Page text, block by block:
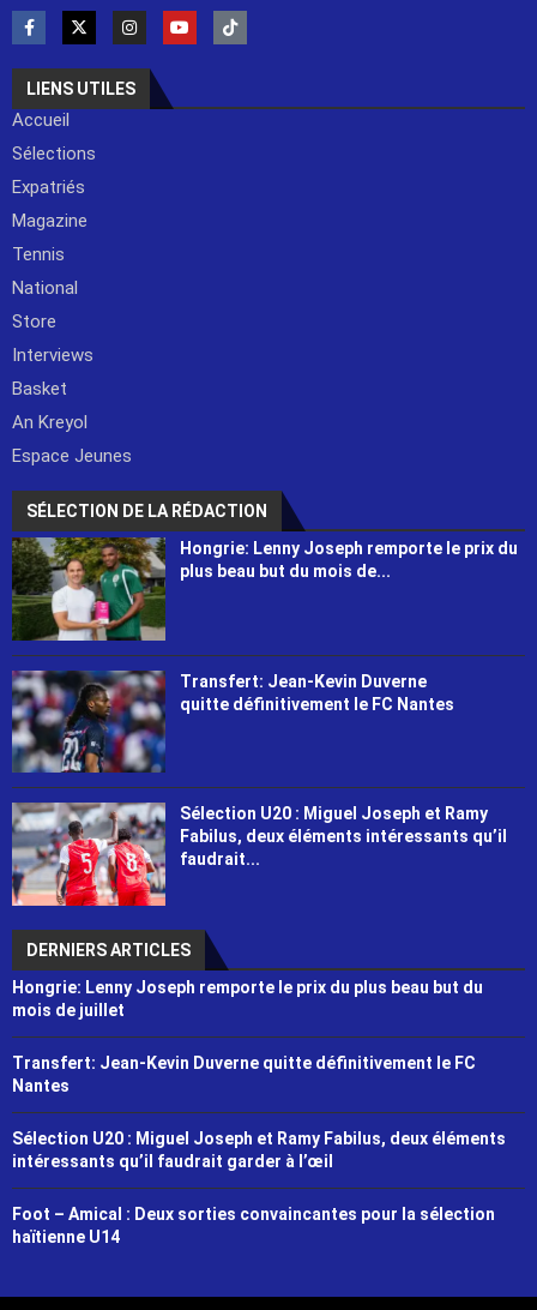
LIENS UTILES
Accueil
Sélections
Expatriés
Magazine
Tennis
National
Store
Interviews
Basket
An Kreyol
Espace Jeunes
SÉLECTION DE LA RÉDACTION
Hongrie: Lenny Joseph remporte le prix du
plus beau but du mois de...
Transfert: Jean-Kevin Duverne
quitte définitivement le FC Nantes
Sélection U20 : Miguel Joseph et Ramy
Fabilus, deux éléments intéressants qu’il
faudrait...
DERNIERS ARTICLES
Hongrie: Lenny Joseph remporte le prix du plus beau but du
mois de juillet
Transfert: Jean-Kevin Duverne quitte définitivement le FC
Nantes
Sélection U20 : Miguel Joseph et Ramy Fabilus, deux éléments
intéressants qu’il faudrait garder à l’œil
Foot – Amical : Deux sorties convaincantes pour la sélection
haïtienne U14